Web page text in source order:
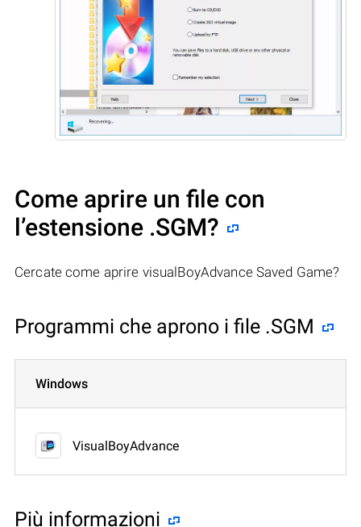
Come aprire un file con
l’estensione .SGM?
Cercate come aprire visualBoyAdvance Saved Game?
Programmi che aprono i file .SGM
Windows
VisualBoyAdvance
Più informazioni